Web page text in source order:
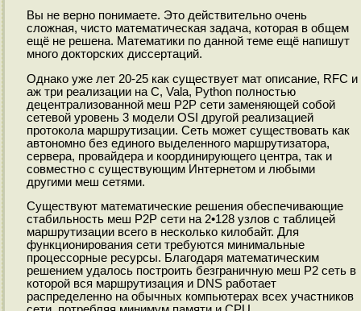
Вы не верно понимаете. Это действительно очень
сложная, чисто математическая задача, которая в общем
ещё не решена. Математики по данной теме ещё напишут
много докторских диссертаций.
Однако уже лет 20-25 как существует мат описание, RFC и
аж три реализации на C, Vala, Python полностью
децентрализованной меш P2P сети заменяющей собой
сетевой уровень 3 модели OSI другой реализацией
протокола маршрутизации. Сеть может существовать как
автономно без единого выделенного маршрутизатора,
сервера, провайдера и координирующего центра, так и
совместно с существующим Интернетом и любыми
другими меш сетями.
Существуют математические решения обеспечивающие
стабильность меш P2P сети на 2•128 узлов с таблицей
маршрутизации всего в несколько килобайт. Для
функционирования сети требуются минимальные
процессорные ресурсы. Благодаря математическим
решением удалось построить безграничную меш P2 сеть в
которой вся маршрутизация и DNS работает
распределенно на обычных компьютерах всех участников